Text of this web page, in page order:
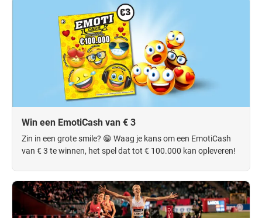
Win een EmotiCash van € 3
Zin in een grote smile? 😁 Waag je kans om een EmotiCash
van € 3 te winnen, het spel dat tot € 100.000 kan opleveren!